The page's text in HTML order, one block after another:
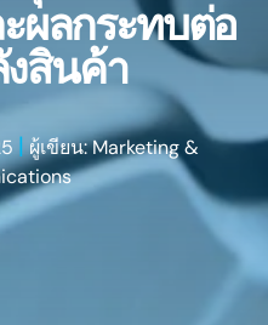
ผลกระทบต่อ
สินค้า
|ผู้เขียน: Marketing &